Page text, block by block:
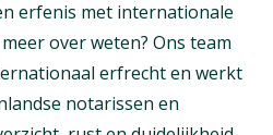
erfenis met internationale
over weten? Ons team
erfrecht en werkt
notarissen en